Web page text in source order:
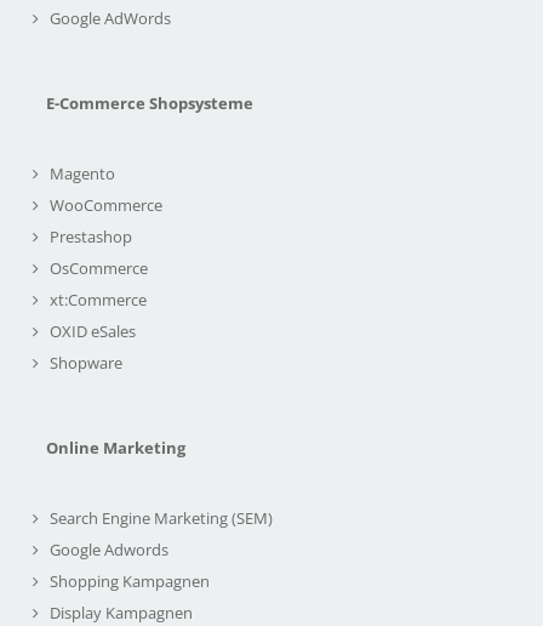
Google AdWords
E-Commerce Shopsysteme
Magento
WooCommerce
Prestashop
OsCommerce
xt:Commerce
OXID eSales
Shopware
Online Marketing
Search Engine Marketing (SEM)
Google Adwords
Shopping Kampagnen
Display Kampagnen